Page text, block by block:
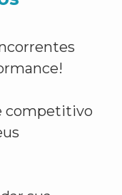
competitivo